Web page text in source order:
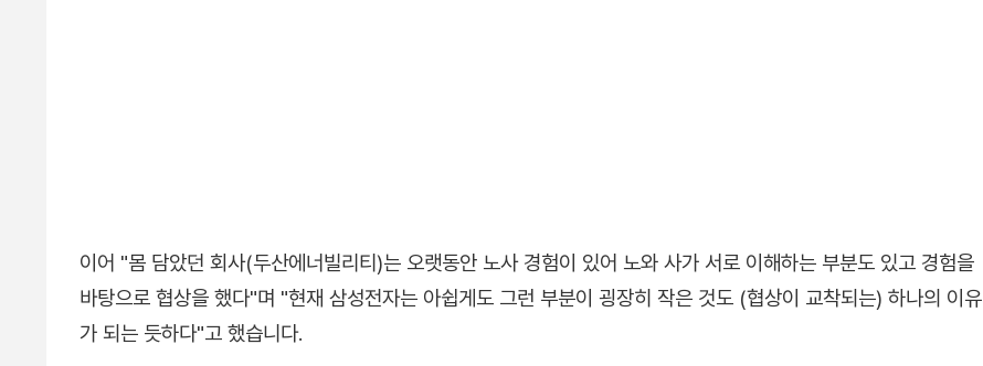
이어 "몸 담았던 회사(두산에너빌리티)는 오랫동안 노사 경험이 있어 노와 사가 서로 이해하는 부분도 있고 경험을
바탕으로 협상을 했다"며 "현재 삼성전자는 아쉽게도 그런 부분이 굉장히 작은 것도 (협상이 교착되는) 하나의 이유
가 되는 듯하다"고 했습니다.